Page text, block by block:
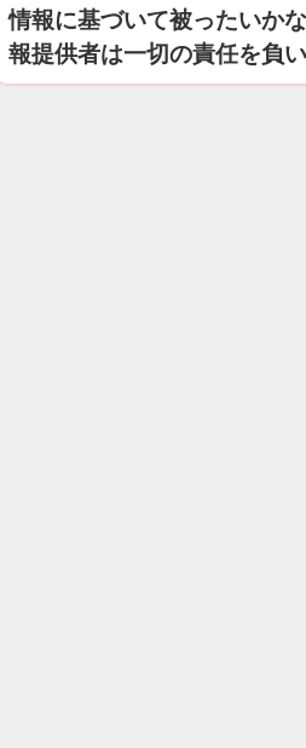
情報に基づいて被ったいか
報提供者は一切の責任を負い